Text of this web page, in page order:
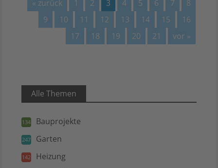
« zurück 1 2 3 4 5 6 7
8
9
10 11 12 13 14 15
16
17
18 19 20 21 vor »
Alle Themen
134 Bauprojekte
247 Garten
142 Heizung